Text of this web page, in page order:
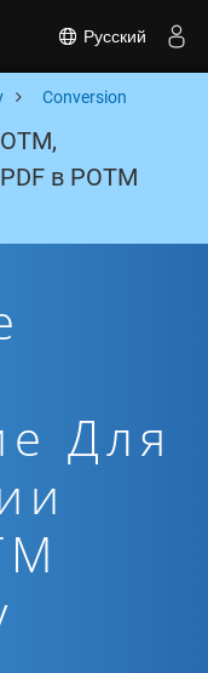
Русский
Conversion
в POTM
Для